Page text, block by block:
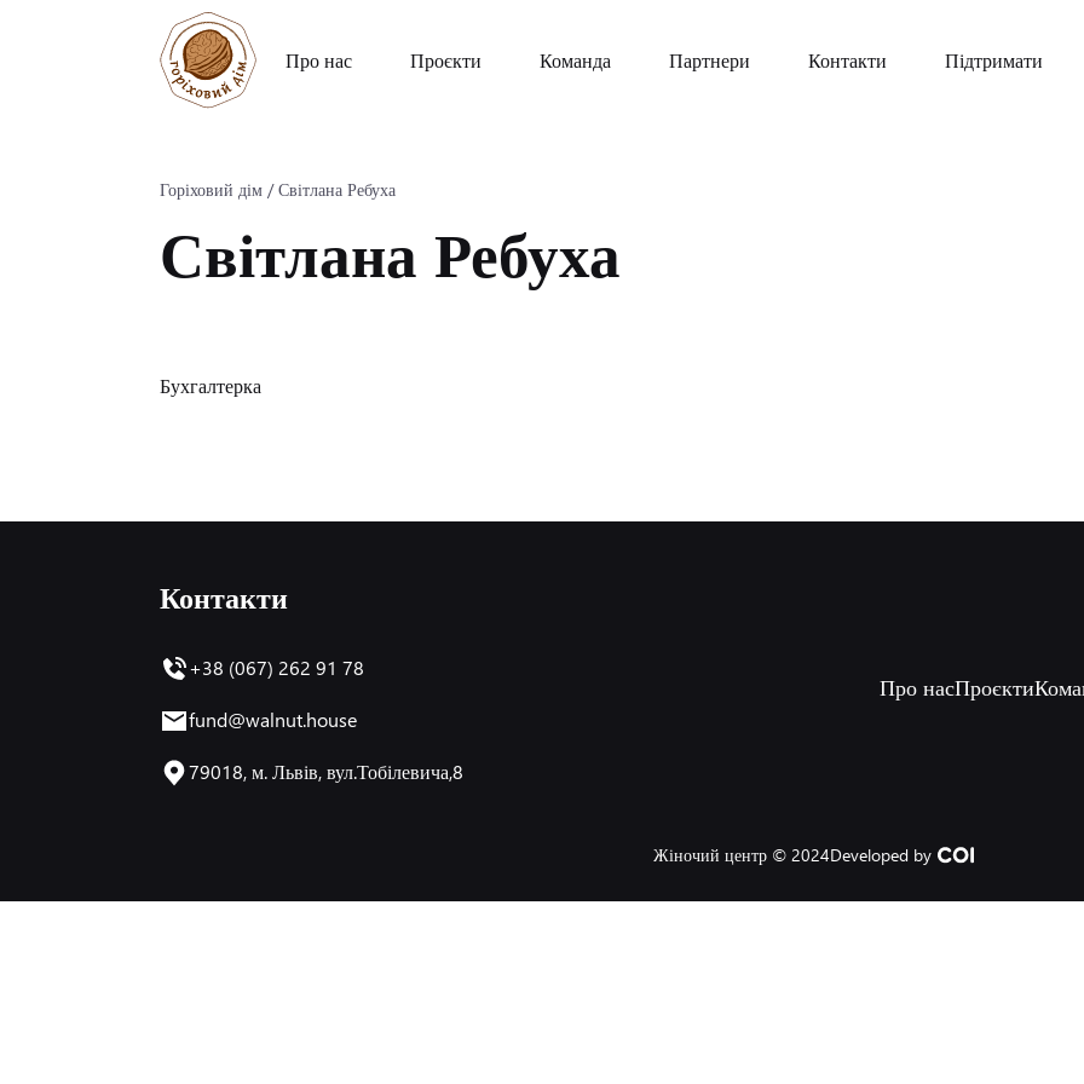
Про нас Проєкти Команда Партнери Контакти Підтримати
Горіховий дім /Світлана Ребуха
Світлана Ребуха
Бухгалтерка
Контакти
+38 (067) 262 91 78
fund@walnut.house
79018, м. Львів, вул.Тобілевича,8
Про насПроєкти
Жіночий центр © 2024Developed by